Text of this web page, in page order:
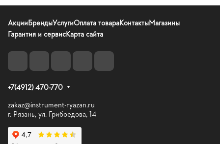
АкцииБрендыУслугиОплата товараКонтактыМагазины
Гарантия и сервисКарта сайта
+7(4912) 470-770
zakaz@instrument-ryazan.ru
г. Рязань, ул. Грибоедова, 14